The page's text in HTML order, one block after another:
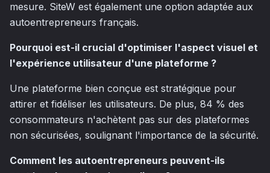
mesure. SiteW est également une option adaptée aux
autoentrepreneurs français.
Pourquoi est-il crucial d'optimiser l'aspect visuel et
l'expérience utilisateur d'une plateforme ?
Une plateforme bien conçue est stratégique pour
attirer et fidéliser les utilisateurs. De plus, 84 % des
consommateurs n'achètent pas sur des plateformes
non sécurisées, soulignant l'importance de la sécurité.
Comment les autoentrepreneurs peuvent-ils